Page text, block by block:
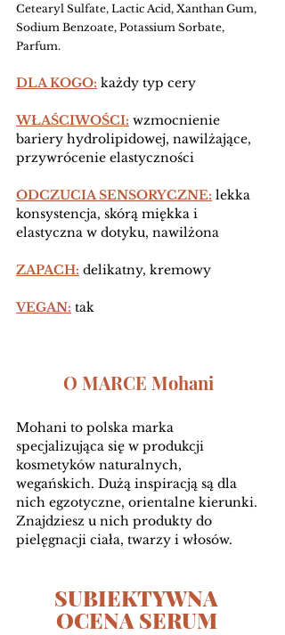
Cetearyl Sulfate, Lactic Acid, Xanthan Gum,
Sodium Benzoate, Potassium Sorbate,
Parfum.
DLA KOGO: każdy typ cery
WŁAŚCIWOŚCI: wzmocnienie
bariery hydrolipidowej, nawilżające,
przywrócenie elastyczności
ODCZUCIA SENSORYCZNE: lekka
konsystencja, skórą miękka i
elastyczna w dotyku, nawilżona
ZAPACH: delikatny, kremowy
VEGAN: tak
O MARCE Mohani
Mohani to polska marka
specjalizująca się w produkcji
kosmetyków naturalnych,
wegańskich. Dużą inspiracją są dla
nich egzotyczne, orientalne kierunki.
Znajdziesz u nich produkty do
pielęgnacji ciała, twarzy i włosów.
SUBIEKTYWNA
OCENA SERUM